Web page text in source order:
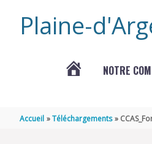
Plaine-
NOTRE
Accueil Téléchargements